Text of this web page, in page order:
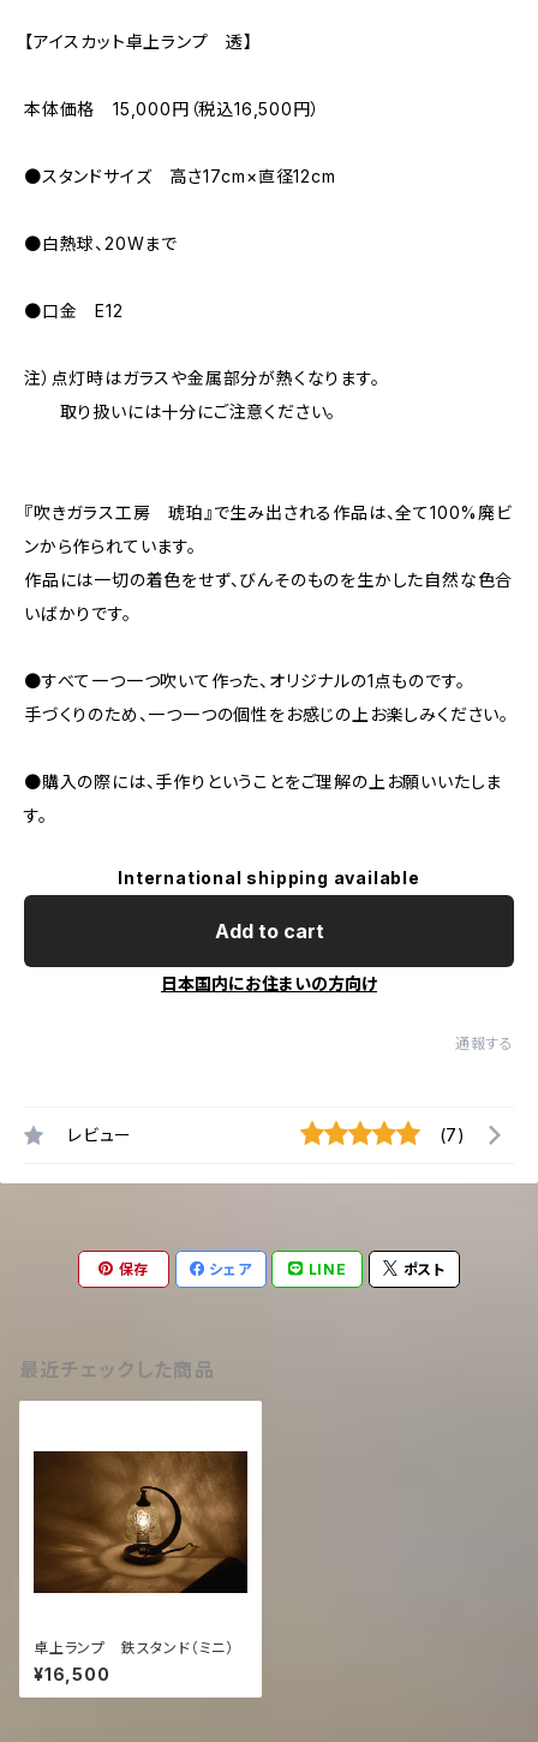
【アイスカット卓上ランプ 透】
本体価格 15,000円（税込16,500円）
●スタンドサイズ 高さ17cm×直径12cm
●白熱球、20Wまで
●口金 E12
注）点灯時はガラスや金属部分が熱くなります。
取り扱いには十分にご注意ください。
『吹きガラス工房 琥珀』で生み出される作品は、全て100%廃ビ
ンから作られています。
作品には一切の着色をせず、びんそのものを生かした自然な色合
いばかりです。
●すべて一つ一つ吹いて作った、オリジナルの1点ものです。
手づくりのため、一つ一つの個性をお感じの上お楽しみください。
●購入の際には、手作りということをご理解の上お願いいたしま
す。
International shipping available
Add to cart
日本国内にお住まいの方向け
通報する
レビュー (7)
保存 シェア LINE ポスト
最近チェックした商品
卓上ランプ 鉄スタンド（ミニ）
¥16,500